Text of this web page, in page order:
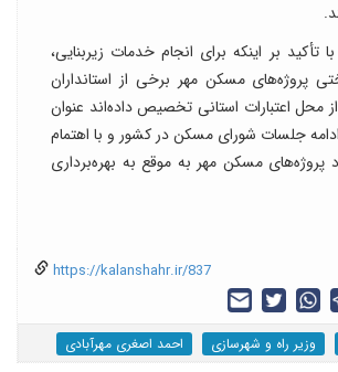
تأکید بر اینکه برای انجام خدمات زیربنایی،‌
پروژه‌های مسکن مهر برخی از استانداران
از محل اعتبارات استانی تخصیص داده‌اند عنوان
ادامه جلسات شورای مسکن در کشور و با اهتمام
پروژه‌های مسکن مهر به موقع به بهره‌برداری
https://kalanshahr.ir/837
وزیر راه و شهرسازی احمد اصغری مهرآبادی